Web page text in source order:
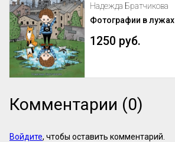
Надежда Братчикова
Фотографии в лужах
1250 руб.
Комментарии (0)
Войдите, чтобы оставить комментарий.